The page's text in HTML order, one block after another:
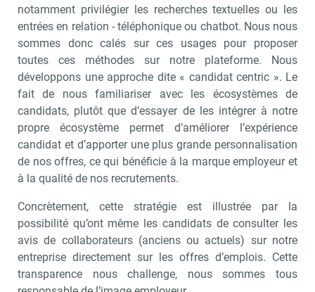
notamment privilégier les recherches textuelles ou les
entrées en relation - téléphonique ou chatbot. Nous nous
sommes donc calés sur ces usages pour proposer
toutes ces méthodes sur notre plateforme. Nous
développons une approche dite « candidat centric ». Le
fait de nous familiariser avec les écosystèmes de
candidats, plutôt que d’essayer de les intégrer à notre
propre écosystème permet d’améliorer l’expérience
candidat et d’apporter une plus grande personnalisation
de nos offres, ce qui bénéficie à la marque employeur et
à la qualité de nos recrutements.
Concrètement, cette stratégie est illustrée par la
possibilité qu’ont même les candidats de consulter les
avis de collaborateurs (anciens ou actuels) sur notre
entreprise directement sur les offres d’emplois. Cette
transparence nous challenge, nous sommes tous